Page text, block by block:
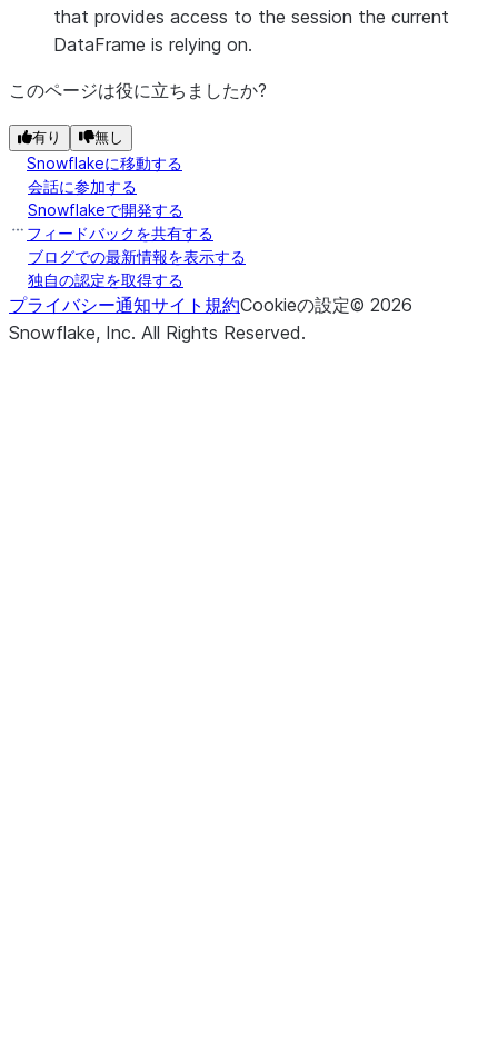
that provides access to the session the current
DataFrame is relying on.
このページは役に立ちましたか?
有り 無し
Snowflakeに移動する
会話に参加する
Snowflakeで開発する
フィードバックを共有する
ブログでの最新情報を表示する
独自の認定を取得する
プライバシー通知サイト規約Cookieの設定© 2026
Snowflake, Inc. All Rights Reserved.